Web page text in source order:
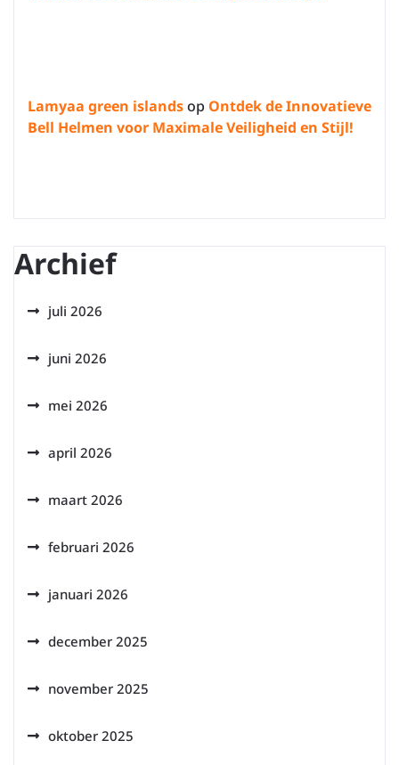
Lamyaa green islandsop Ontdek de Innovatieve
Bell Helmen voor Maximale Veiligheid en Stijl!
Archief
juli 2026
juni 2026
mei 2026
april 2026
maart 2026
februari 2026
januari 2026
december 2025
november 2025
oktober 2025